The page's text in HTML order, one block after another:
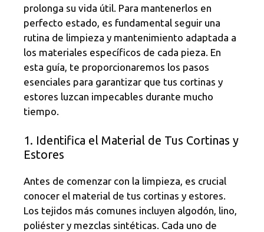
prolonga su vida útil. Para mantenerlos en
perfecto estado, es fundamental seguir una
rutina de limpieza y mantenimiento adaptada a
los materiales específicos de cada pieza. En
esta guía, te proporcionaremos los pasos
esenciales para garantizar que tus cortinas y
estores luzcan impecables durante mucho
tiempo.
1. Identifica el Material de Tus Cortinas y
Estores
Antes de comenzar con la limpieza, es crucial
conocer el material de tus cortinas y estores.
Los tejidos más comunes incluyen algodón, lino,
poliéster y mezclas sintéticas. Cada uno de